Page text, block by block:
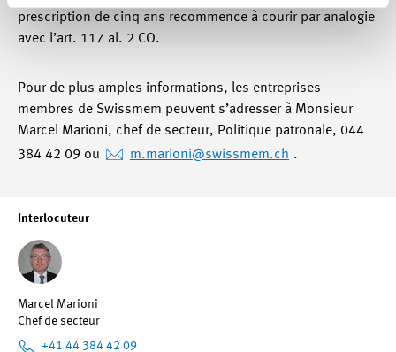
Interlocuteur
Marcel Marioni
Chef de secteur
+41 44 384 42 09
prescription de cinq ans recommence à courir par analogie
avec l’art. 117 al. 2 CO.
Pour de plus amples informations, les entreprises
membres de Swissmem peuvent s’adresser à Monsieur
Marcel Marioni, chef de secteur, Politique patronale, 044
384 42 09 ou
m.marioni@swissmem.ch .